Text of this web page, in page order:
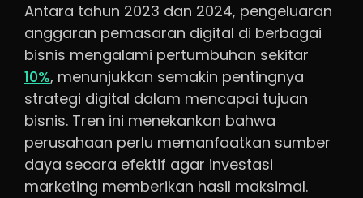
Antara tahun 2023 dan 2024, pengeluaran
anggaran pemasaran digital di berbagai
bisnis mengalami pertumbuhan sekitar
10%, menunjukkan semakin pentingnya
strategi digital dalam mencapai tujuan
bisnis. Tren ini menekankan bahwa
perusahaan perlu memanfaatkan sumber
daya secara efektif agar investasi
marketing memberikan hasil maksimal.